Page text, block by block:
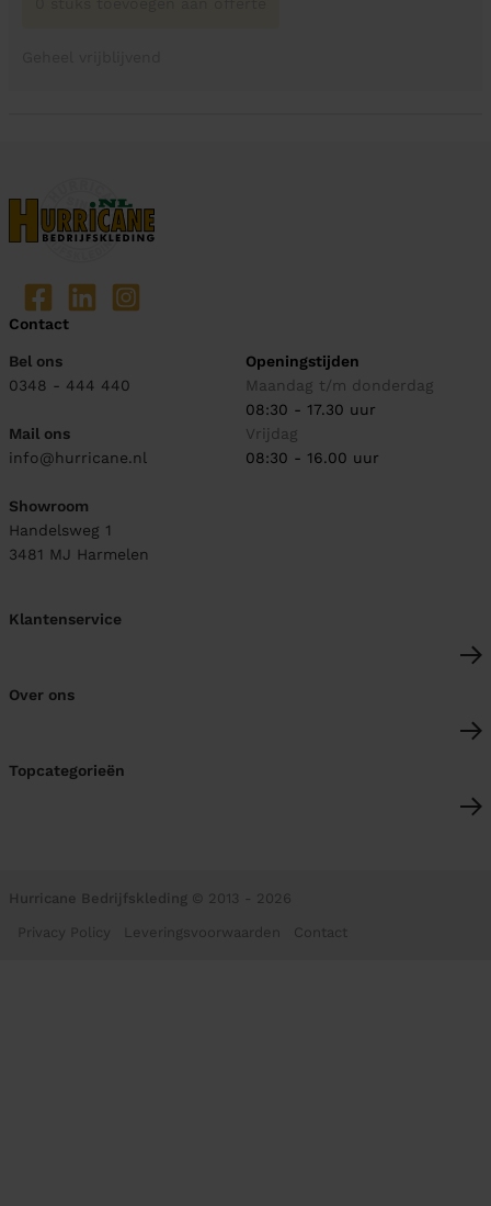
Contact
Bel ons
0348 - 444 440
Mail ons
info@hurricane.nl
Showroom
Handelsweg 1
3481 MJ Harmelen
Openingstijden
Maandag t/m donderdag
08:30 - 17.30 uur
Vrijdag
08:30 - 16.00 uur
Klantenservice
Over ons
Topcategorieën
Hurricane Bedrijfskleding © 2013 - 2026
Privacy Policy Leveringsvoorwaarden Contact